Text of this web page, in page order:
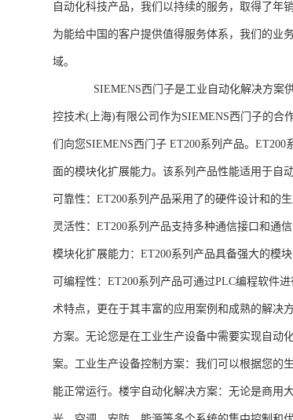
自动化科技产品，我们以持续的服务，取得了年
为能给中国的客户提供值得服务体系，我们的业
域。
SIEMENS西门子是工业自动化解决方案供应
控技术(上海)有限公司作为SIEMENS西门子的合
们向您SIEMENS西门子 ET200系列产品。
面的模块化扩展能力。该系列产品性能适用于自
可靠性：ET200系列产品采用了的硬件设计和的
灵活性：ET200系列产品支持多种通信接口和通
模块化扩展能力：ET200系列产品具备强大的模
可编程性：ET200系列产品可通过PLC编程软件
术特点，更在于其丰富的应用案例和成熟的解决
方案。无论您是在工业生产设备中需要实现自动
案。工业生产设备控制方案：我们可以根据您的
能正常运行。楼宇自动化解决方案：无论是商用